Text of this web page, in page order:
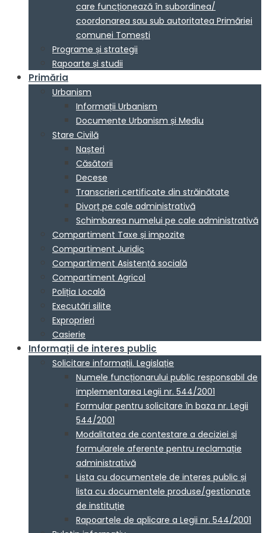
care funcționează în subordinea/
coordonarea sau sub autoritatea Primăriei
comunei Tomești
Programe și strategii
Rapoarte și studii
Primăria
Urbanism
Informații Urbanism
Documente Urbanism și Mediu
Stare Civilă
Nașteri
Căsătorii
Decese
Transcrieri certificate din străinătate
Divorț pe cale administrativă
Schimbarea numelui pe cale administrativă
Compartiment Taxe și impozite
Compartiment Juridic
Compartiment Asistență socială
Compartiment Agricol
Poliția Locală
Executări silite
Exproprieri
Casierie
Informații de interes public
Solicitare informații. Legislație
Numele funcționarului public responsabil de
implementarea Legii nr. 544/2001
Formular pentru solicitare în baza nr. Legii
544/2001
Modalitatea de contestare a deciziei și
formularele aferente pentru reclamație
administrativă
Lista cu documentele de interes public și
lista cu documentele produse/gestionate
de instituție
Rapoartele de aplicare a Legii nr. 544/2001